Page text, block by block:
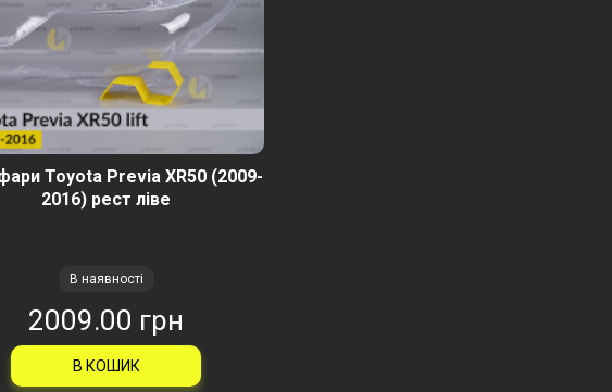
Toyota Previa XR50 (2009-
2016) рест ліве
В наявності
2009.00 грн
В КОШИК